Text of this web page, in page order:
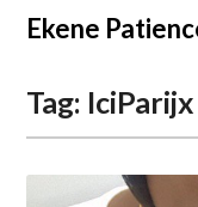
Overslaan
naar
Ekene
Tag: IciParijx